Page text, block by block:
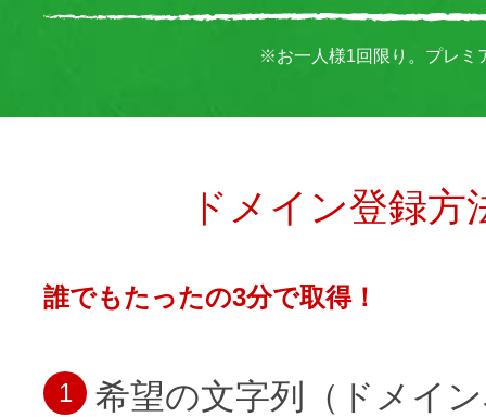
※お一人様1回限り。プレミ
ドメイン登録方
誰でもたったの3分で取得！
1
希望の文字列（ドメイ